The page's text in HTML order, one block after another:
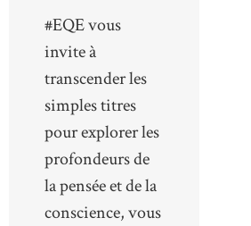
#EQE vous
invite à
transcender les
simples titres
pour explorer les
profondeurs de
la pensée et de la
conscience, vous